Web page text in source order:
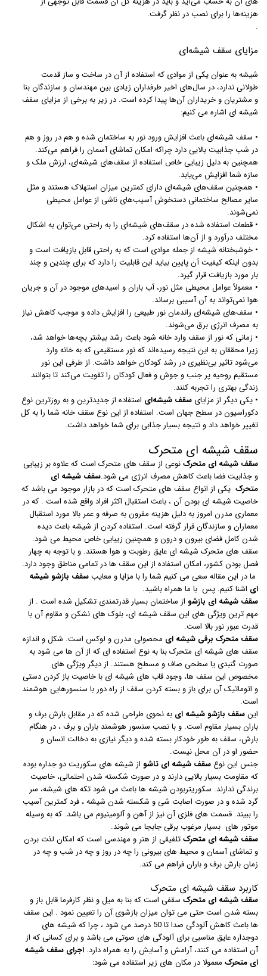
هزینه‌ها را برای نصب در نظر گرفت.
.
مزایای سقف شیشه‌ای
شیشه به عنوان یکی از موادی که استفاده از آن در ساخت و ساز قدمت
طولانی ندارد، در سال‌های اخیر طرفداران زیادی بین مهندسان و سازندگان بنا
و مشتریان و خریداران آن‌ها پیدا کرده است. در زیر به برخی از مزایای سقف
شیشه ای اشاره می کنیم:
• سقف شیشه‌ای باعث افزایش ورود نور به ساختمان شده و هم در روز و هم
در شب جذابیت بالایی دارد چراکه امکان تماشای آسمان را فراهم می‌کند.
همچنین به دلیل زیبایی خاص استفاده از سقف‌های شیشه‌ای، ارزش ملک و
سازه شما افزایش می‌یابد.
• همچنین سقف‌های شیشه‌ای دارای کمترین میزان استهلاک هستند و مثل
سایر مصالح ساختمانی دستخوش آسیب‌های ناشی از عوامل محیطی
نمی‌شوند.
• قطعات استفاده شده در سقف‌های شیشه‌ای را به‌ راحتی می‌توان به اشکال
مختلف درآورد و از آن‌ها استفاده کرد.
• خوشبختانه شیشه از جمله موادی است که به راحتی قابل بازیافت است و
بدون اینکه کیفیت آن پایین بیاید این قابلیت را دارد که برای چندین و چند
بار مورد بازیافت قرار گیرد.
• معمولاً عوامل محیطی مثل نور، آب باران و اسیدهای موجود در آن و جریان
هوا نمی‌تواند به آن آسیبی برساند.
• سقف‌های شیشه‌ای راندمان نور طبیعی را افزایش داده و موجب کاهش نیاز
به مصرف انرژی برق می‌شوند.
• زمانی که نور از سقف وارد خانه شود باعث رشد بیشتر بچه‌ها خواهد شد،
زیرا محققان به این نتیجه رسیده‌اند که نور مستقیمی که به خانه وارد
می‌شود تاثیر بی‌نظیری در رشد کودکان خواهد داشت. از طرفی این نور
مستقیم روحیه پر جنب و جوش و فعال کودکان را تقویت می‌کند تا بتوانند
زندگی بهتری را تجربه کنند.
• یکی دیگر از مزایای سقف شیشه‌ای استفاده از جدیدترین و به روزترین نوع
دکوراسیون در سطح جهان است. استفاده از این نوع سقف خانه شما را به کل
تغییر خواهد داد و نتیجه بسیار جذابی برای شما خواهد داشت.
سقف شیشه ای متحرک
سقف شیشه ای متحرکنوعی از سقف های متحرک است که علاوه بر زیبایی
و جذابیت فضا باعث کاهش مصرف انرژی می شود.سقف شیشه ای
متحرک یکی از انواع سقف های متحرک است که در بازار موجود می باشد که
خاصیت شیشه ای بودن آن ، باعث استقبال اکثر افراد واقع شده است . که در
معماری مدرن امروز به دلیل هزینه مقرون به صرفه و عمر بالا مورد استقبال
معماران و سازندگان قرار گرفته است. استفاده کردن از شیشه باعث دیده
شدن کامل فضای بیرون و درون و همچنین زیبایی خاص محیط می شود.
سقف های متحرک شیشه ای عایق رطوبت و هوا هستند. و با توجه به چهار
فصل بودن کشور، امکان استفاده از این سقف ها در تمامی مناطق وجود دارد.
ما در این مقاله سعی می کنیم شما را با مزایا و معایبسقف بازشو شیشه
ای اشنا کنیم. پس با ما همراه باشید.
سقف شیشه ای بازشو از ساختمان بسیار قدرتمندی تشکیل شده است . از
مهم ترین ویژگی های این سقف شیشه ای، بلوک های نشکن و مقاوم آن با
قدرت عبور نور بالا است.
سقف متحرک برقی شیشه ای محصولی مدرن و لوکس است. شکل و اندازه
سقف های شیشه ای متحرک بنا به نوع استفاده ای که از آن ها می شود به
صورت گنبدی یا سطحی صاف و مسطح هستند. از دیگر ویژگی های
مخصوص این سقف ها، وجود قاب های شیشه ای با خاصیت باز کردن دستی
و اتوماتیک آن برای باز و بسته کردن سقف از راه دور با سنسورهایی هوشمند
است.
اینسقف بازشو شیشه ای به نحوی طراحی شده که در مقابل بارش برف و
باران بسیار مقاوم است. و با نصب سنسور هوشمند باران و برف ، در هنگام
بارش، سقف به طور خودکار بسته شده و دیگر نیازی به دخالت انسان و
حضور او در آن محل نیست.
جنس این نوع سقف شیشه ای تاشو از شیشه های سکوریت دو جداره بوده
که مقاومت بسیار بالایی دارند و در صورت شکسته شدن احتمالی، خاصیت
برندگی ندارند. سکوریتربودن شیشه ها باعث می شود تکه های شیشه، سر
گرد شده و در صورت اصابت شی و شکسته شدن شیشه ، فرد کمترین آسیب
را ببیند. قسمت های فلزی آن نیز از آهن و آلومینیوم می باشد. که به وسیله
موتور های بسیار مرغوب برقی جابجا می شوند.
سقف شیشه ای متحرکتلفیقی از هنر و مهندسی است که امکان لذت بردن
و تماشای آسمان و محیط های بیرونی را چه در روز و چه در شب و چه در
زمان بارش برف و باران فراهم می کند.
کاربرد سقف شیشه ای متحرک
سقف شیشه ای متحرک سقفی است که بنا به میل و نظر کارفرما قابل باز و
بسته شدن است حتی می توان میزان بازشوی آن را تعیین نمود . این سقف
ها باعث کاهش آلودگی صدا تا 50 درصد می شود ، چرا که شیشه های
دوجداره عایق مناسبی برای آلودگی های صوتی می باشد و برای کسانی که از
آن استفاده می کنند، آرامش و آسایش را به همراه دارد. اجرای سقف شیشه
ای متحرک معمولا در مکان های زیر استفاده می شود: